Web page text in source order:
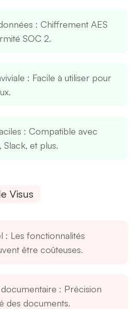
: Chiffrement AES
SOC 2.
: Facile à utiliser pour
: Compatible avec
et plus.
Visus
: Les fonctionnalités
être coûteuses.
: Précision
des documents.